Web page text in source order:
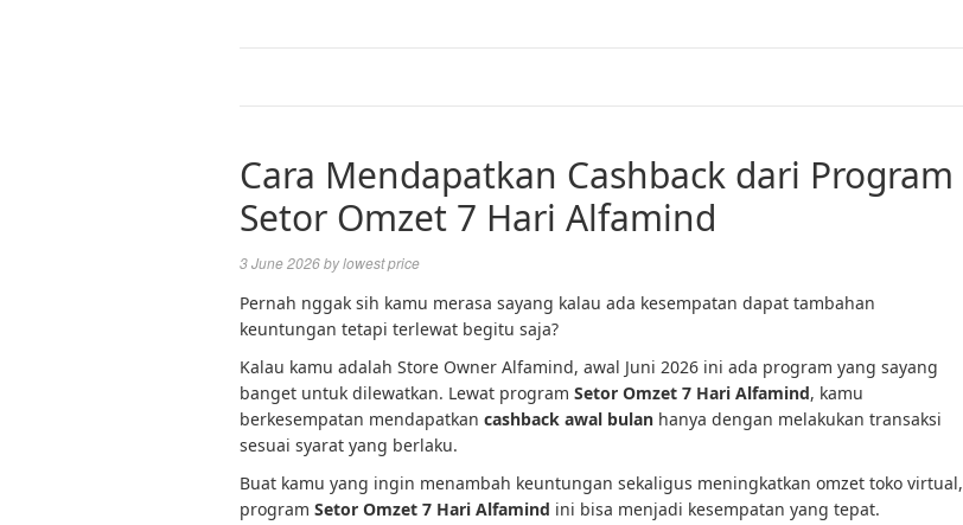
Cara Mendapatkan Cashback dari Program
Setor Omzet 7 Hari Alfamind
3 June 2026bylowest price
Pernah nggak sih kamu merasa sayang kalau ada kesempatan dapat tambahan
keuntungan tetapi terlewat begitu saja?
Kalau kamu adalah Store Owner Alfamind, awal Juni 2026 ini ada program yang sayang
banget untuk dilewatkan. Lewat program Setor Omzet 7 Hari Alfamind, kamu
berkesempatan mendapatkan cashback awal bulan hanya dengan melakukan transaksi
sesuai syarat yang berlaku.
Buat kamu yang ingin menambah keuntungan sekaligus meningkatkan omzet toko virtual,
program Setor Omzet 7 Hari Alfamind ini bisa menjadi kesempatan yang tepat.